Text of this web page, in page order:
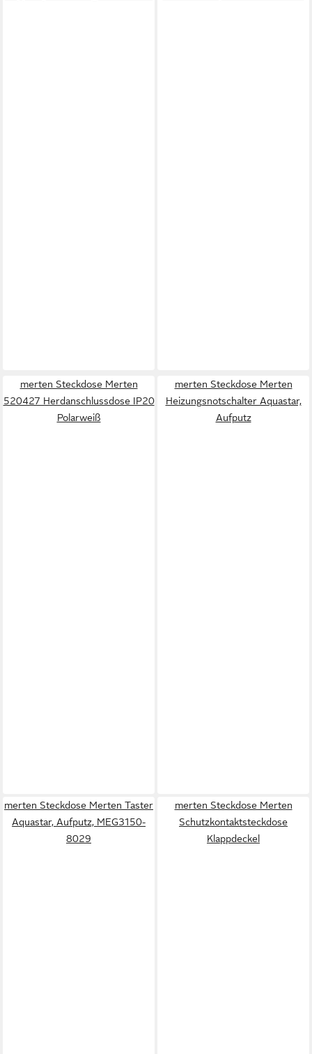
merten Steckdose Merten
520427 Herdanschlussdose IP20
Polarweiß
merten Steckdose Merten
Heizungsnotschalter Aquastar,
Aufputz
merten Steckdose Merten Taster
Aquastar, Aufputz, MEG3150-
8029
merten Steckdose Merten
Schutzkontaktsteckdose
Klappdeckel